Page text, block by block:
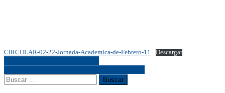
CIRCULAR-02-22-Jornada-Academica-de-Febrero-11 Descargar